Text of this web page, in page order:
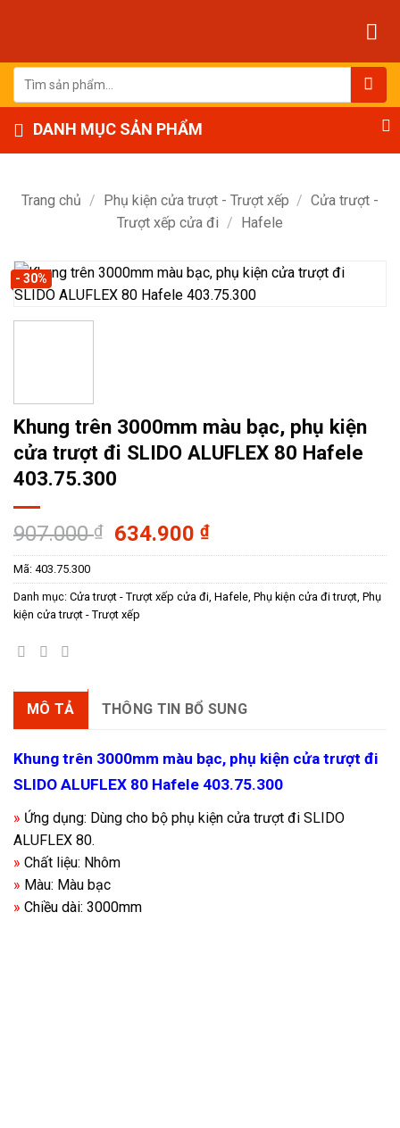
dung
Tìm
kiếm:
DANH MỤC SẢN PHẨM
Trang chủ / Phụ kiện cửa trượt - Trượt xếp / Cửa trượt -
Trượt xếp cửa đi / Hafele
- 30%
Khung trên 3000mm màu bạc, phụ kiện
cửa trượt đi SLIDO ALUFLEX 80 Hafele
403.75.300
907.000₫
Giá
gốc
907.000 ₫.
634.900₫Giá
hiện
là:
Mã: 403.75.300
Danh mục: Cửa trượt - Trượt xếp cửa đi Hafele Phụ kiện cửa đi trượt Phụ
kiện cửa trượt - Trượt xếp
MÔ TẢ THÔNG TIN BỔ SUNG
Khung trên 3000mm màu bạc, phụ kiện cửa trượt đi
SLIDO ALUFLEX 80 Hafele 403.75.300
» Ứng dụng: Dùng cho bộ phụ kiện cửa trượt đi SLIDO
ALUFLEX 80.
» Chất liệu: Nhôm
» Màu: Màu bạc
» Chiều dài: 3000mm